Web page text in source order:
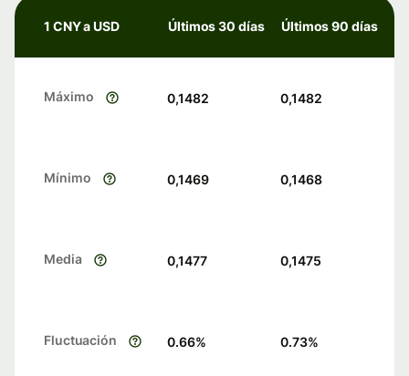
1 CNY a USD Últimos 30 días Últimos 90 días
Máximo 0,1482 0,1482
Mínimo 0,1469 0,1468
Media 0,1477 0,1475
Fluctuación 0.66% 0.73%